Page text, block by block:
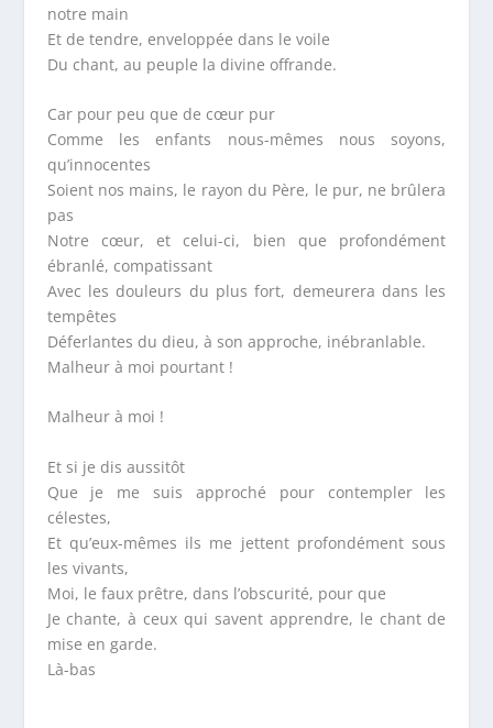
notre main
Et de tendre, enveloppée dans le voile
Du chant, au peuple la divine offrande.
Car pour peu que de cœur pur
Comme les enfants nous-mêmes nous soyons,
qu’innocentes
Soient nos mains, le rayon du Père, le pur, ne brûlera
pas
Notre cœur, et celui-ci, bien que profondément
ébranlé, compatissant
Avec les douleurs du plus fort, demeurera dans les
tempêtes
Déferlantes du dieu, à son approche, inébranlable.
Malheur à moi pourtant !
Malheur à moi !
Et si je dis aussitôt
Que je me suis approché pour contempler les
célestes,
Et qu’eux-mêmes ils me jettent profondément sous
les vivants,
Moi, le faux prêtre, dans l’obscurité, pour que
Je chante, à ceux qui savent apprendre, le chant de
mise en garde.
Là-bas